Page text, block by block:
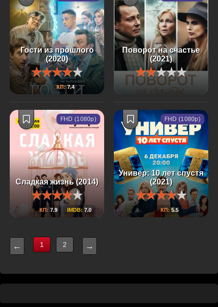
Гости из прошлого
(2020)
КП:7.4
Поворот на счастье
(2021)
Сладкая жизнь (2014)
КП: 7.9 IMDB: 7.0
FHD (1080p)
Универ: 10 лет спустя
(2021)
КП: 5.5
FHD (1080p)
← 1 2 →